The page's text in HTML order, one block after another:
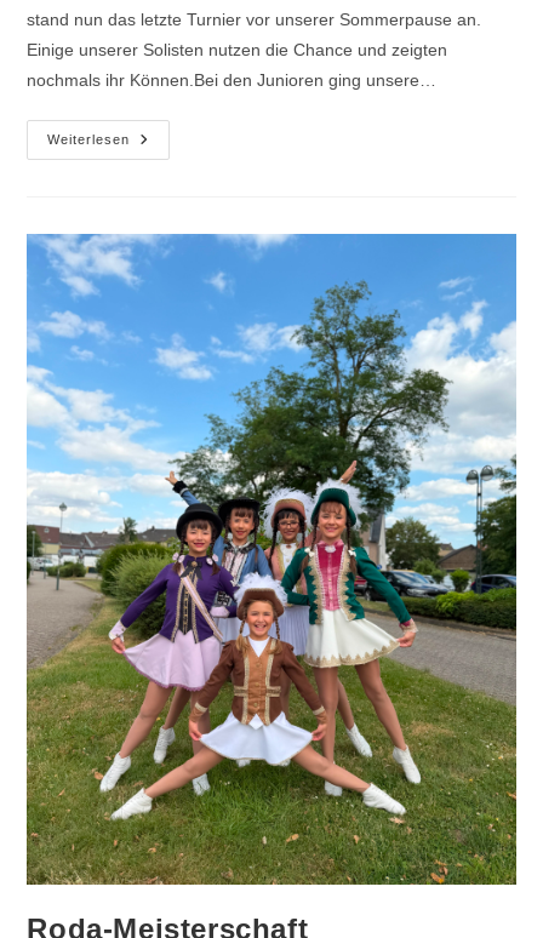
stand nun das letzte Turnier vor unserer Sommerpause an.
Einige unserer Solisten nutzen die Chance und zeigten
nochmals ihr Können.Bei den Junioren ging unsere…
Weiterlesen
Kölle-
Cup
Roda-Meisterschaft